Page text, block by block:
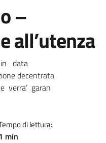
–
all’utenza
data
decentrata
verra’ garan
di lettura:
min